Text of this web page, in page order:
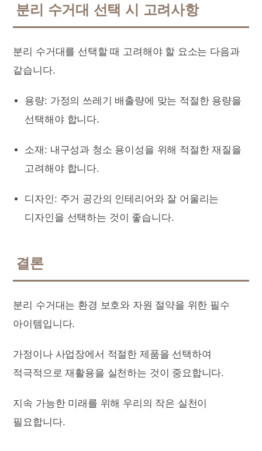
분리 수거대 선택 시 고려사항
분리 수거대를 선택할 때 고려해야 할 요소는 다음과
같습니다.
용량: 가정의 쓰레기 배출량에 맞는 적절한 용량을
선택해야 합니다.
소재: 내구성과 청소 용이성을 위해 적절한 재질을
고려해야 합니다.
디자인: 주거 공간의 인테리어와 잘 어울리는
디자인을 선택하는 것이 좋습니다.
결론
분리 수거대는 환경 보호와 자원 절약을 위한 필수
아이템입니다.
가정이나 사업장에서 적절한 제품을 선택하여
적극적으로 재활용을 실천하는 것이 중요합니다.
지속 가능한 미래를 위해 우리의 작은 실천이
필요합니다.